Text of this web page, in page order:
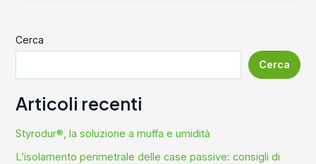
Cerca
Cerca
Articoli recenti
Styrodur®, la soluzione a muffa e umidità
L’isolamento perimetrale delle case passive: consigli di